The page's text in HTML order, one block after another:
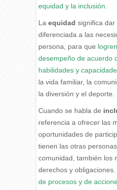
equidad y la inclusión.
La equidad significa dar
diferenciada a las
persona, para que
desempeño de acuerdo
habilidades y
la vida familiar, la
la diversión y el deporte.
Cuando se habla de
referencia a ofrecer las
oportunidades de
tienen las otras
comunidad, también los
derechos y obligaciones.
de procesos y de